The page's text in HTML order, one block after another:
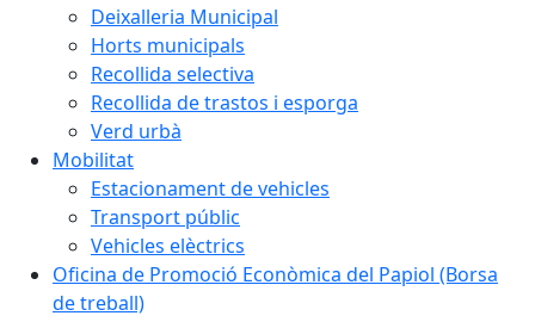
Deixalleria Municipal
Horts municipals
Recollida selectiva
Recollida de trastos i esporga
Verd urbà
Mobilitat
Estacionament de vehicles
Transport públic
Vehicles elèctrics
Oficina de Promoció Econòmica del Papiol (Borsa
de treball)